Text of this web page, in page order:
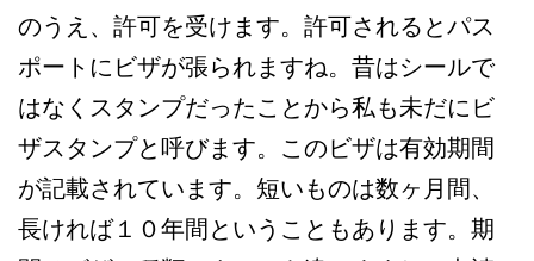
のうえ、許可を受けます。許可されるとパス
ポートにビザが張られますね。昔はシールで
はなくスタンプだったことから私も未だにビ
ザスタンプと呼びます。このビザは有効期間
が記載されています。短いものは数ヶ月間、
長ければ１０年間ということもあります。期